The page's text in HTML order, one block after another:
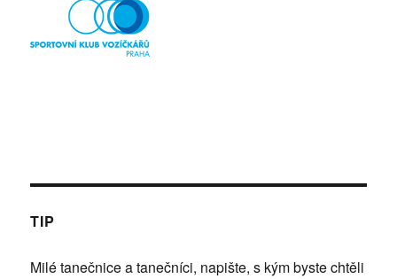
TIP
Milé tanečnice a tanečníci, napište, s kým byste chtěli